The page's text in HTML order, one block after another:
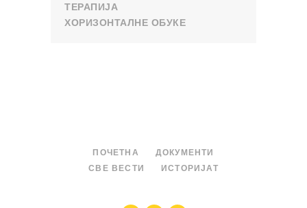
ТЕРАПИЈА
ХОРИЗОНТАЛНЕ ОБУКЕ
ПОЧЕТНА
ДОКУМЕНТИ
СВЕ ВЕСТИ
ИСТОРИЈАТ